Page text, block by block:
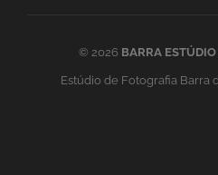
© 2026 BARRA ESTÚDIO
Estúdio de Fotografia Barra